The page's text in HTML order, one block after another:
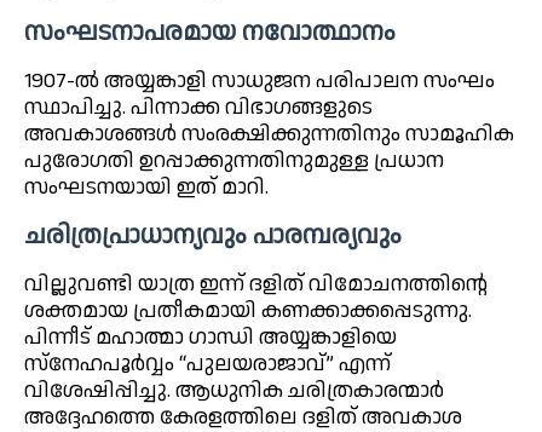
സംഘടനാപരമായ നവോത്ഥാനം
1907-ൽ അയ്യങ്കാളി സാധുജന പരിപാലന സംഘം
സ്ഥാപിച്ചു. പിന്നാക്ക വിഭാഗങ്ങളുടെ
അവകാശങ്ങൾ സംരക്ഷിക്കുന്നതിനും സാമൂഹിക
പുരോഗതി ഉറപ്പാക്കുന്നതിനുമുള്ള പ്രധാന
സംഘടനയായി ഇത് മാറി.
ചരിത്രപ്രാധാന്യവും പാരമ്പര്യവും
വില്ലുവണ്ടി യാത്ര ഇന്ന് ദളിത് വിമോചനത്തിന്റെ
ശക്തമായ പ്രതീകമായി കണക്കാക്കപ്പെടുന്നു.
പിന്നീട് മഹാത്മാ ഗാന്ധി അയ്യങ്കാളിയെ
സ്‌നേഹപൂർവ്വം “പുലയരാജാവ്” എന്ന്
വിശേഷിപ്പിച്ചു. ആധുനിക ചരിത്രകാരന്മാർ
അദ്ദേഹത്തെ കേരളത്തിലെ ദളിത് അവകാശ